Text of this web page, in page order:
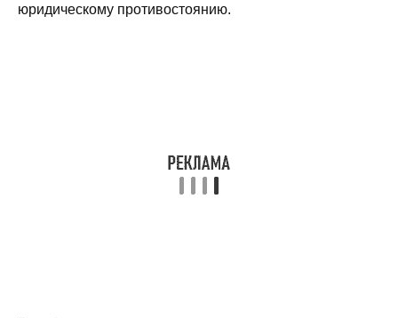
юридическому противостоянию.